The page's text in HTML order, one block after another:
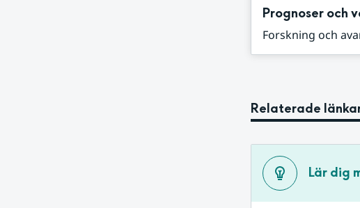
Prognoser och
Forskning och
Relaterade
Lär dig